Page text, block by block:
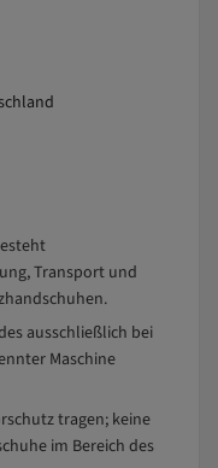
Transport und
ausschließlich bei
Maschine
tragen; keine
im Bereich des